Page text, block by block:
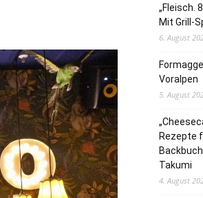
„Fleisch.
Mit Grill-
6. August
Voralpen
5. August
Rezepte
Takumi
4. August